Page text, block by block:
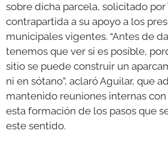
sobre dicha parcela, solicitado
contrapartida a su apoyo a los
municipales vigentes. “Antes de
tenemos que ver si es posible,
sitio se puede construir un
ni en sótano”, aclaró Aguilar, que
mantenido reuniones internas
esta formación de los pasos que
este sentido.